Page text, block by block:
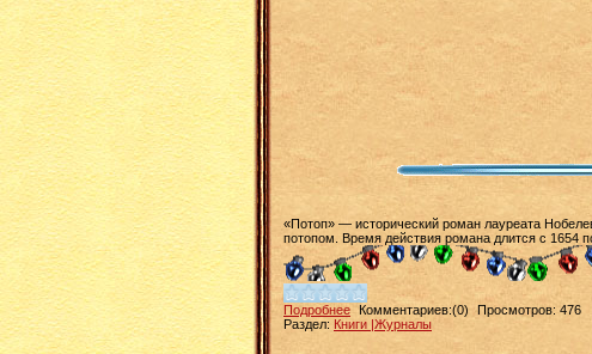
«Потоп» — исторический роман лауреата
потопом. Время действия романа длится с 1654
Подробнее Комментариев:(0) Просмотров: 476
Раздел: Книги |Журналы